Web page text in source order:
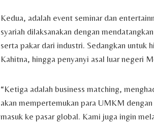
Kedua, adalah event seminar dan
syariah dilaksanakan dengan
serta pakar dari industri. Sedangkan untuk
Kahitna, hingga penyanyi asal luar negeri
“Ketiga adalah business matching,
akan mempertemukan para UMKM
masuk ke pasar global. Kami juga ingin